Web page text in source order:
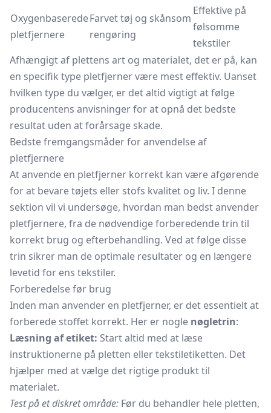
Oxygenbaserede
pletfjernere
Farvet tøj og skånsom
rengøring
Effektive på
følsomme
tekstiler
Afhængigt af plettens art og materialet, det er på, kan
en specifik type pletfjerner være mest effektiv. Uanset
hvilken type du vælger, er det altid vigtigt at følge
producentens anvisninger for at opnå det bedste
resultat uden at forårsage skade.
Bedste fremgangsmåder for anvendelse af
pletfjernere
At anvende en pletfjerner korrekt kan være afgørende
for at bevare tøjets eller stofs kvalitet og liv. I denne
sektion vil vi undersøge, hvordan man bedst anvender
pletfjernere, fra de nødvendige forberedende trin til
korrekt brug og efterbehandling. Ved at følge disse
trin sikrer man de optimale resultater og en længere
levetid for ens tekstiler.
Forberedelse før brug
Inden man anvender en pletfjerner, er det essentielt at
forberede stoffet korrekt. Her er nogle nøgletrin:
Læsning af etiket: Start altid med at læse
instruktionerne på pletten eller tekstiletiketten. Det
hjælper med at vælge det rigtige produkt til
materialet.
Test på et diskret område: Før du behandler hele pletten,